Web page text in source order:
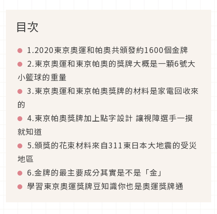
目次
1.2020東京奧運和帕奧共頒發約1600個金牌
2.東京奧運和東京帕奧的獎牌大概是一顆6號大
小籃球的重量
3.東京奧運和東京帕奧獎牌的材料是家電回收來
的
4.東京帕奧獎牌加上點字設計 讓視障選手一摸
就知道
5.頒獎的花束材料來自311東日本大地震的受災
地區
6.金牌的最主要成分其實是不是「金」
學習東京奧運獎牌豆知識你也是奧運獎牌通